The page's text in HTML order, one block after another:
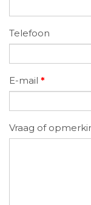
Telefoon
E-mail *
Vraag of